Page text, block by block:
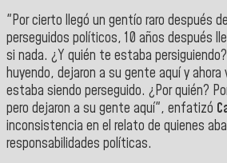
"Por cierto llegó un gentío raro después
perseguidos políticos, 10 años después
si nada. ¿Y quién te estaba
huyendo, dejaron a su gente aquí y ahora
estaba siendo perseguido. ¿Por quién?
pero dejaron a su gente aquí", enfatizó
inconsistencia en el relato de quienes
responsabilidades políticas.